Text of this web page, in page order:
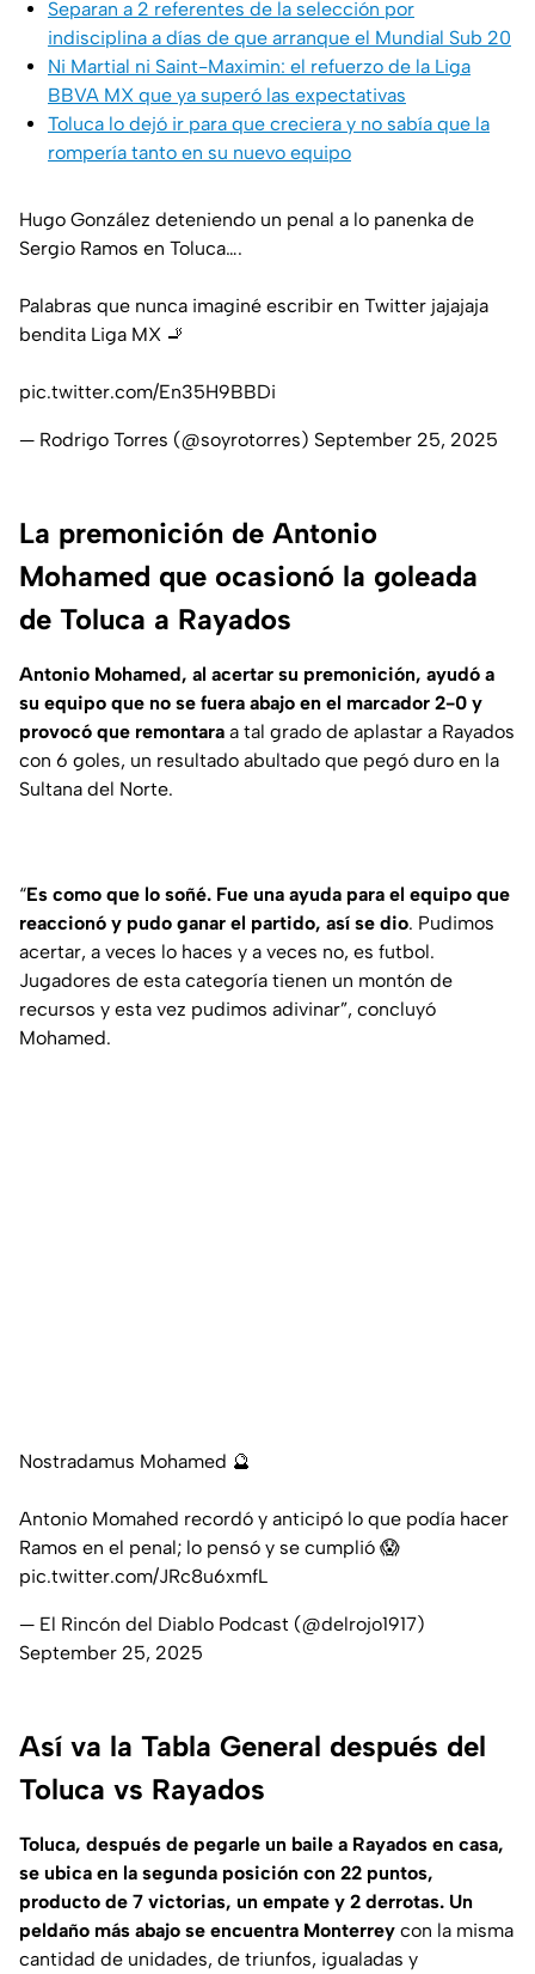
Separan a 2 referentes de la selección por
indisciplina a días de que arranque el Mundial Sub 20
Ni Martial ni Saint-Maximin: el refuerzo de la Liga
BBVA MX que ya superó las expectativas
Toluca lo dejó ir para que creciera y no sabía que la
rompería tanto en su nuevo equipo
Hugo González deteniendo un penal a lo panenka de
Sergio Ramos en Toluca….
Palabras que nunca imaginé escribir en Twitter jajajaja
bendita Liga MX 🚬
pic.twitter.com/En35H9BBDi
— Rodrigo Torres (@soyrotorres) September 25, 2025
La premonición de Antonio
Mohamed que ocasionó la goleada
de Toluca a Rayados
Antonio Mohamed, al acertar su premonición, ayudó a
su equipo que no se fuera abajo en el marcador 2-0 y
provocó que remontara a tal grado de aplastar a Rayados
con 6 goles, un resultado abultado que pegó duro en la
Sultana del Norte.
“Es como que lo soñé. Fue una ayuda para el equipo que
reaccionó y pudo ganar el partido, así se dio. Pudimos
acertar, a veces lo haces y a veces no, es futbol.
Jugadores de esta categoría tienen un montón de
recursos y esta vez pudimos adivinar”, concluyó
Mohamed.
Nostradamus Mohamed 🔮
Antonio Momahed recordó y anticipó lo que podía hacer
Ramos en el penal; lo pensó y se cumplió 😱
pic.twitter.com/JRc8u6xmfL
— El Rincón del Diablo Podcast (@delrojo1917)
September 25, 2025
Así va la Tabla General después del
Toluca vs Rayados
Toluca, después de pegarle un baile a Rayados en casa,
se ubica en la segunda posición con 22 puntos,
producto de 7 victorias, un empate y 2 derrotas. Un
peldaño más abajo se encuentra Monterrey con la misma
cantidad de unidades, de triunfos, igualadas y